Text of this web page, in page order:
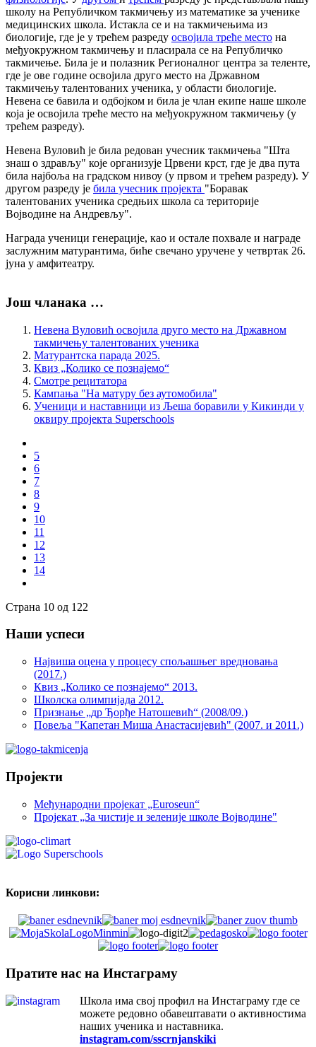
школу на Републичком такмичењу из математике за ученике
медицинских школа. Истакла се и на такмичењима из
биологије, где је у трећем разреду освојила треће место на
међуокружном такмичењу и пласирала се на Републичко
такмичење. Била је и полазник Регионалног центра за теленте,
где је ове године освојила друго место на Државном
такмичењу талентованих ученика, у области биологије.
Невена се бавила и одбојком и била је члан екипе наше школе
која је освојила треће место на међуокружном такмичењу (у
трећем разреду).
Невена Вуловић је била редован учесник такмичења "Шта
знаш о здрављу" које организује Црвени крст, где је два пута
била најбоља на градском нивоу (у првом и трећем разреду). У
другом разреду је била учесник пројекта "Боравак
талентованих ученика средњих школа са територије
Војводине на Андревљу".
Награда ученици генерације, као и остале похвале и награде
заслужним матурантима, биће свечано уручене у четвртак 26.
јуна у амфитеатру.
Још чланака …
Невена Вуловић освојила друго место на Државном
такмичењу талентованих ученика
Матурантска парада 2025.
Квиз „Колико се познајемо“
Смотре рецитатора
Кампања "На матуру без аутомобила"
Ученици и наставници из Љеша боравили у Кикинди у
оквиру пројекта Superschools
5
6
7
8
9
10
11
12
13
14
Страна 10 од 122
Наши успеси
Највиша оцена у процесу спољашњег вредновања
(2017.)
Квиз „Колико се познајемо“ 2013.
Школска олимпијада 2012.
Признање „др Ђорђе Натошевић“ (2008/09.)
Повеља "Капетан Миша Анастасијевић" (2007. и 2011.)
Пројекти
Међународни пројекат „Euroseun“
Пројекат „За чистије и зеленије школе Војводине"
Корисни линкови:
Пратите нас на Инстаграму
Школа има свој профил на Инстаграму где се
можете редовно обавештавати о активностима
наших ученика и наставника.
instagram.com/sscrnjanskiki